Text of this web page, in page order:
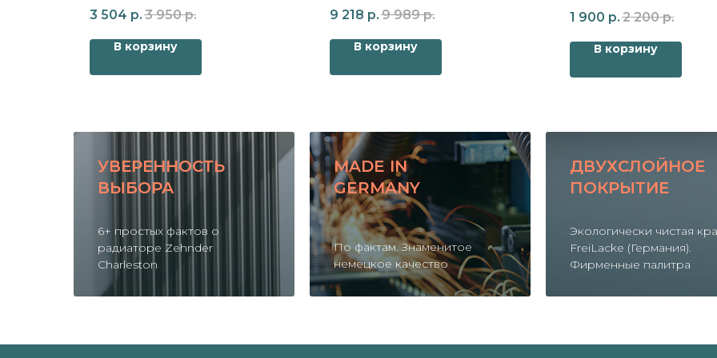
3 504 р. 3 950 р.
В корзину
9 218 р. 9 989 р.
В корзину
1 900 р. 2 200 р.
В корзину
УВЕРЕННОСТЬ
ВЫБОРА
6+ простых фактов о
радиаторе Zehnder
Charleston
MADE IN
GERMANY
По фактам. Знаменитое
немецкое качество
ДВУХСЛОЙНОЕ
ПОКРЫТИЕ
Экологически чистая
FreiLacke (Германия).
Фирменные палитра